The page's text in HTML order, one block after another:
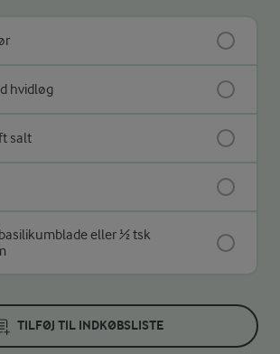
hvidløg
salt
eller ½ tsk
TILFØJ TIL INDKØBSLISTE